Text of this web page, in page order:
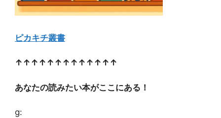
ピカキチ叢書
↑↑↑↑↑↑↑↑↑↑↑↑↑
あなたの読みたい本がここにある！
g: